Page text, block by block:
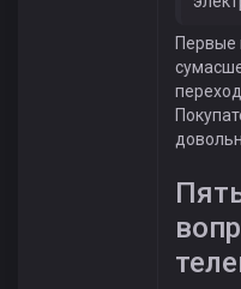
Первые